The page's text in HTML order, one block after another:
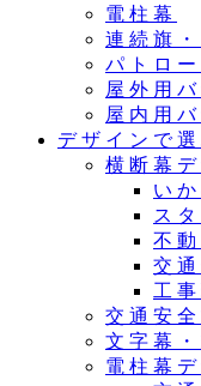
電柱幕
連続旗
パトロ
屋外用
屋内用
デザインで選
横断幕
い
ス
不
交
工
交通安
文字幕
電柱幕